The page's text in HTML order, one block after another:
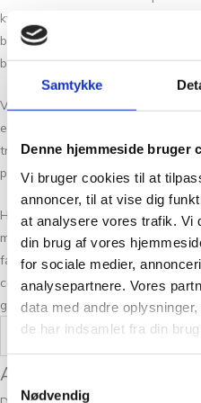
Samtykke
Denne hjemmeside bruger
Vi bruger cookies til at
annoncer, til at vise dig
at analysere vores trafik. Vi
din brug af vores
for sociale medier,
analysepartnere. Vores
data med andre
de har indsamlet fra din
Samtykkevalg
Nødvendig
kvalitet, produceret med respekt
bredt udvalg af rene
bomuld, merinould, kameluld og
Vores garn er så bæredygtigt og
eksempel er vores Tromsø-garn,
trådet bomuld. Det er et blødt og
projekter som babytøj, hæklet
Hos Nordic Yarn Lab kan du finde
miljøvenlig og socialt ansvarlig
færdige produkt. Mange af vores
certificerede, hvilket understøtter
gennem hele
Vægt
Anmeldelser